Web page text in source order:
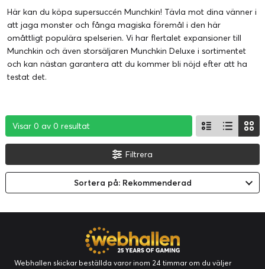
Här kan du köpa supersuccén Munchkin! Tävla mot dina vänner i
att jaga monster och fånga magiska föremål i den här
omåttligt populära spelserien. Vi har flertalet expansioner till
Munchkin och även storsäljaren Munchkin Deluxe i sortimentet
och kan nästan garantera att du kommer bli nöjd efter att ha
testat det.
Visar 0 av 0 resultat
Visar 0 av 0 resultat
Visar 0 av 0 resultat
Filtrera
Sortera på: Rekommenderad
Webhallen skickar beställda varor inom 24 timmar om du väljer